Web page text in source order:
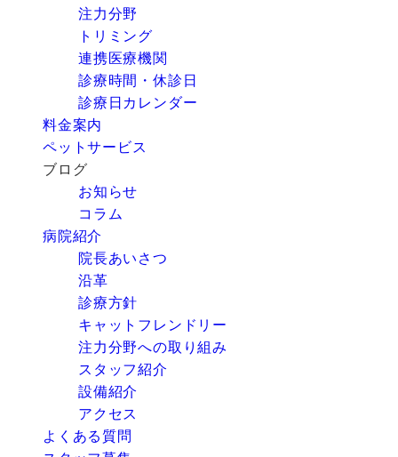
注力分野
トリミング
連携医療機関
診療時間・休診日
診療日カレンダー
料金案内
ペットサービス
ブログ
お知らせ
コラム
病院紹介
院長あいさつ
沿革
診療方針
キャットフレンドリー
注力分野への取り組み
スタッフ紹介
設備紹介
アクセス
よくある質問